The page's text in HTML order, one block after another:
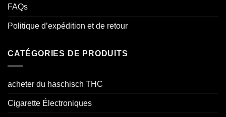
FAQs
Politique d’expédition et de retour
CATÉGORIES DE PRODUITS
acheter du haschisch THC
Cigarette Électroniques